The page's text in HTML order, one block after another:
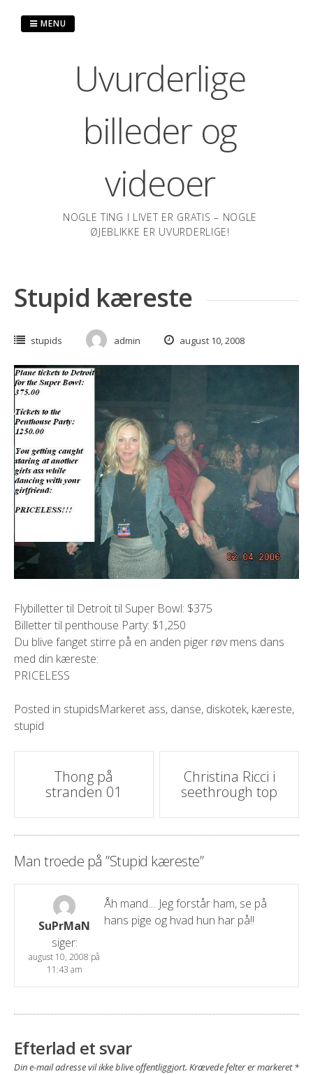
Uvurderlige
billeder og
videoer
NOGLE TING I LIVET ER GRATIS – NOGLE
ØJEBLIKKE ER UVURDERLIGE!
MENU
Stupid kæreste
stupids admin august 10, 2008
Flybilletter til Detroit til Super Bowl: $375
Billetter til penthouse Party: $1,250
Du blive fanget stirre på en anden piger røv mens dans
med din kæreste:
PRICELESS
Posted in stupidsMarkeret ass, danse, diskotek, kæreste,
stupid
Indlæg
navigation
Thong på
stranden 01
Christina Ricci i
seethrough top
Man troede på ”Stupid kæreste”
SuPrMaN
siger:
august 10, 2008 på
11:43 am
Åh mand… Jeg forstår ham, se på
hans pige og hvad hun har på!!
Efterlad et svar
Din e-mail adresse vil ikke blive offentliggjort. Krævede felter er markeret*